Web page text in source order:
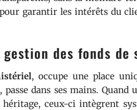
garantir les intérêts du
des fonds de
, occupe une place
dans ses mains.
héritage, ceux-ci intègrent